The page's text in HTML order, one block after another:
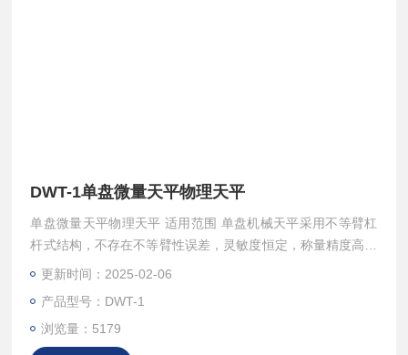
DWT-1单盘微量天平物理天平
单盘微量天平物理天平 适用范围 单盘机械天平采用不等臂杠
杆式结构，不存在不等臂性误差，灵敏度恒定，称量精度高，
停点迅速、读数方便。可广泛应用于工矿企业，科研机构，高
更新时间：2025-02-06
产品型号：DWT-1
浏览量：5179